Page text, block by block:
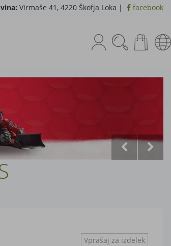
Virmaše 41, 4220 Škofja Loka | facebook
Vprašaj za izdelek